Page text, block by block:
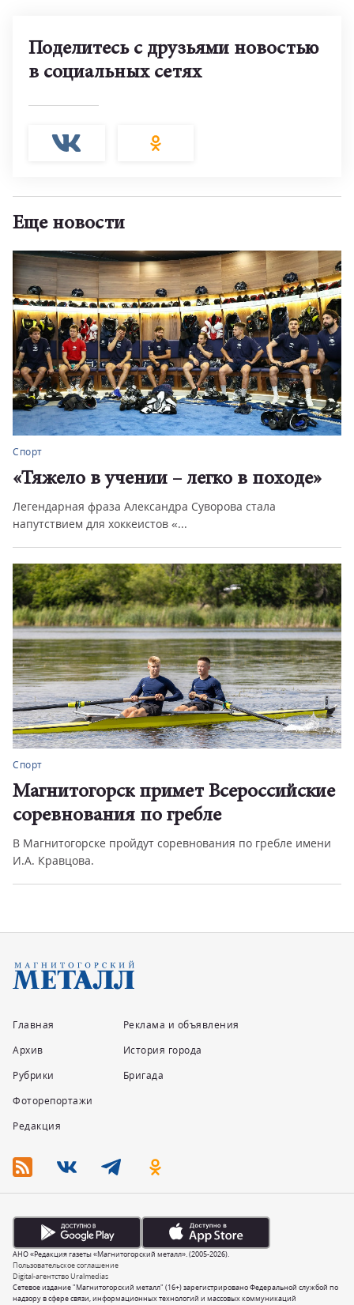
Поделитесь с друзьями новостью
в социальных сетях
Еще новости
Большой праздник для борцов
В Магнитогорске в рамках Спартакиады народов
2026 состоялся всеро...
Череда ярких побед
Магнитогорские спортсмены успешно выступили на
всероссийских гонках с пр...
Главная
Архив
Рубрики
Фоторепортажи
Реклама и объявления
История города
Пользовательское соглашение
Digital-агентство Uralmedias
АНО «Редакция газеты «Магнитогорский металл». (2005-2026).